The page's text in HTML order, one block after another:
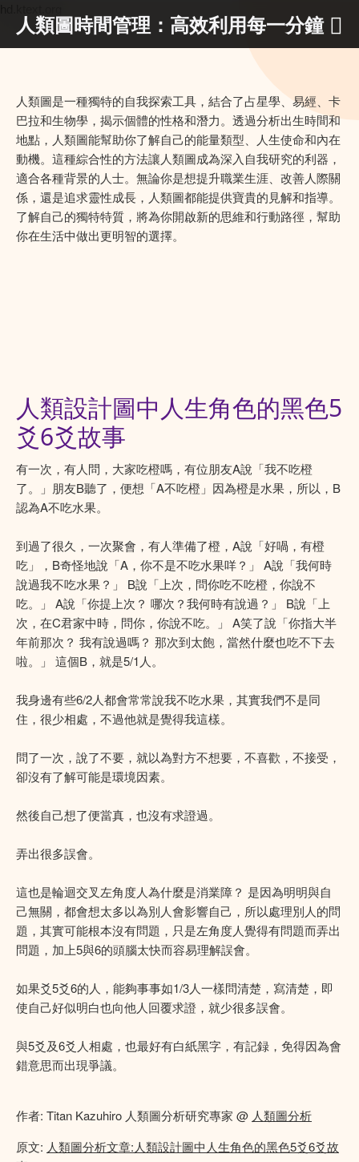
人類圖時間管理：高效利用每一分鐘
人類圖是一種獨特的自我探索工具，結合了占星學、易經、卡
巴拉和生物學，揭示個體的性格和潛力。透過分析出生時間和
地點，人類圖能幫助你了解自己的能量類型、人生使命和內在
動機。這種綜合性的方法讓人類圖成為深入自我研究的利器，
適合各種背景的人士。無論你是想提升職業生涯、改善人際關
係，還是追求靈性成長，人類圖都能提供寶貴的見解和指導。
了解自己的獨特特質，將為你開啟新的思維和行動路徑，幫助
你在生活中做出更明智的選擇。
人類設計圖中人生角色的黑色5
爻6爻故事
有一次，有人問，大家吃橙嗎，有位朋友A說「我不吃橙
了。」朋友B聽了，便想「A不吃橙」因為橙是水果，所以，B
認為A不吃水果。
到過了很久，一次聚會，有人準備了橙，A說「好喎，有橙
吃」，B奇怪地說「A，你不是不吃水果咩？」 A說「我何時
說過我不吃水果？」 B說「上次，問你吃不吃橙，你說不
吃。」 A說「你提上次？ 哪次？我何時有說過？」 B說「上
次，在C君家中時，問你，你說不吃。」 A笑了說「你指大半
年前那次？ 我有說過嗎？ 那次到太飽，當然什麼也吃不下去
啦。」 這個B，就是5/1人。
我身邊有些6/2人都會常常說我不吃水果，其實我們不是同
住，很少相處，不過他就是覺得我這樣。
問了一次，說了不要，就以為對方不想要，不喜歡，不接受，
卻沒有了解可能是環境因素。
然後自己想了便當真，也沒有求證過。
弄出很多誤會。
這也是輪迴交叉左角度人為什麼是消業障？ 是因為明明與自
己無關，都會想太多以為別人會影響自己，所以處理別人的問
題，其實可能根本沒有問題，只是左角度人覺得有問題而弄出
問題，加上5與6的頭腦太快而容易理解誤會。
如果爻5爻6的人，能夠事事如1/3人一樣問清楚，寫清楚，即
使自己好似明白也向他人回覆求證，就少很多誤會。
與5爻及6爻人相處，也最好有白紙黑字，有記録，免得因為會
錯意思而出現爭議。
作者: Titan Kazuhiro 人類圖分析研究專家 @ 人類圖分析
原文: 人類圖分析文章:人類設計圖中人生角色的黑色5爻6爻故